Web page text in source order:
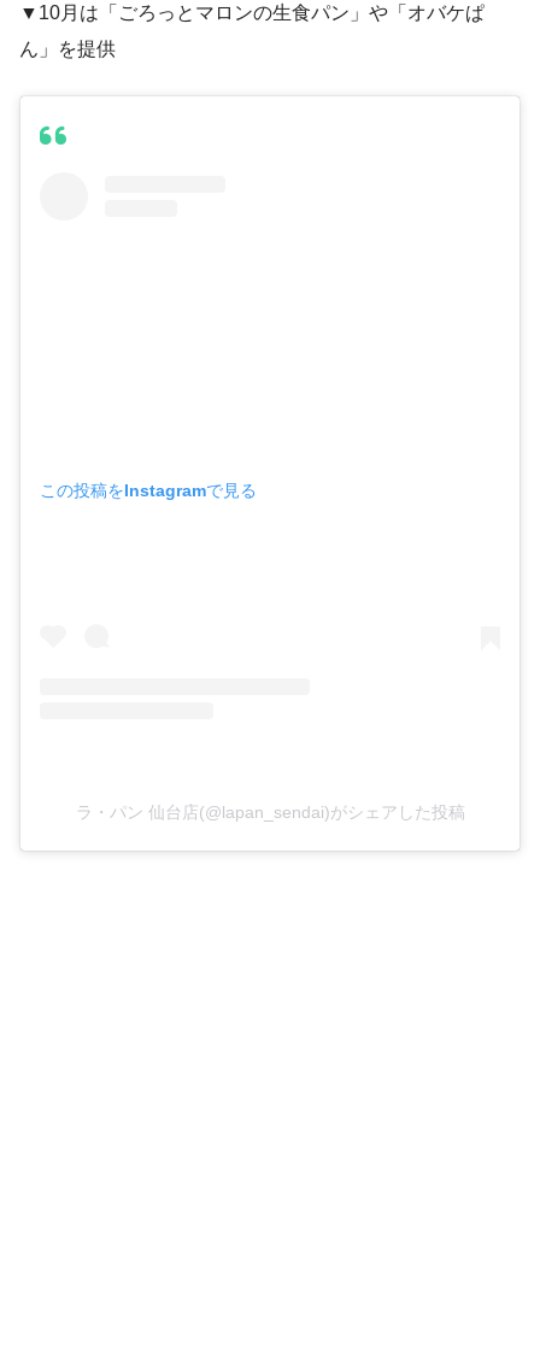
▼10月は「ごろっとマロンの生食パン」や「オバケぱ
ん」を提供
この投稿をInstagramで見る
ラ・パン 仙台店(@lapan_sendai)がシェアした投稿